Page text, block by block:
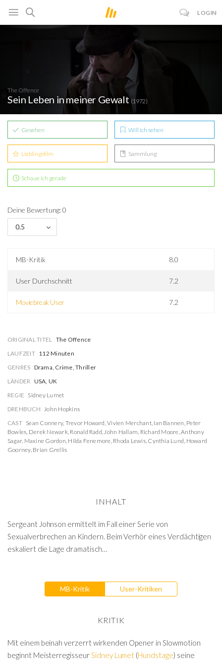
LOGIN
The Offence
Sein Leben in meiner Gewalt(1972)
Gesehen Will ich sehen
Lieblingsfilm Sammlung
Schaue ich gerade
Deine Bewertung: 0
0.5
MB-Kritik 8.0
User Durchschnitt 7.2
Moviebreak User 7.2
ORIGINAL TITEL The Offence
LAUFZEIT 112 Minuten
GENRES Drama, Crime, Thriller
LÄNDER USA, UK
REGIE Sidney Lumet
DREHBUCH John Hopkins
CAST Sean Connery, Trevor Howard,Vivien Merchant, Ian Bannen, Peter
Bowles, Derek Newark, Ronald Radd,John Hallam, Richard Moore,Anthony
Sagar, Maxine Gordon, Hilda Fenemore, Rhoda Lewis, Cynthia Lund, Howard
Goorney, Brian Grellis
INHALT
Sergeant Johnson ermittelt im Fall einer Serie von
Sexualverbrechen an Kindern. Beim Verhör eines Verdächtigen
eskaliert die Lage dramatisch…
MB-Kritik User-Kritiken
KRITIK
Mit einem beinah verzerrt wirkenden Opener in Slowmotion
beginnt Meisterregisseur Sidney Lumet (Hundstage) seine